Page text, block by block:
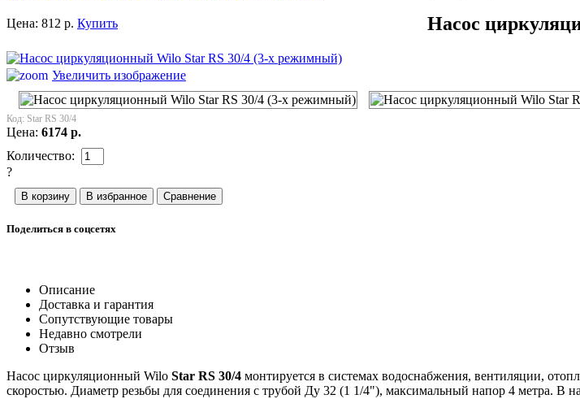
Цена: 812 р. Купить Насос
Увеличить изображение
Код: Star RS 30/4
Цена: 6174 р.
Количество:
?
Поделиться в соцсетях
Описание
Доставка и гарантия
Сопутствующие товары
Недавно смотрели
Отзыв
Насос циркуляционный Wilo Star RS 30/4 монтируется в системах водоснабжения, вентиляции,
скоростью. Диаметр резьбы для соединения с трубой Ду 32 (1 1/4"), максимальный напор 4 метра. В